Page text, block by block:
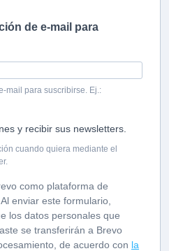
de e-mail para
mail para suscribirse. Ej.:
y recibir sus newsletters.
cuando quiera mediante el
como plataforma de
enviar este formulario,
los datos personales que
se transferirán a Brevo
de acuerdo con la